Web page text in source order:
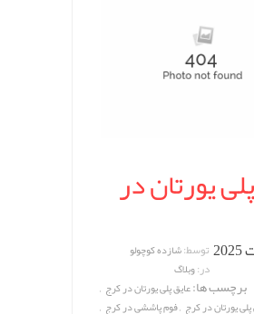
یورتان در
توسط:شازده کوچولو
در:وبلاگ
برچسب ها:عایق پلی یورتان در کرج ,
یورتان در کرج ,فوم پاششی در کرج ,